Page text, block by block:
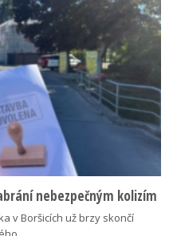
nebezpečným kolizím
v Boršicích už brzy skončí